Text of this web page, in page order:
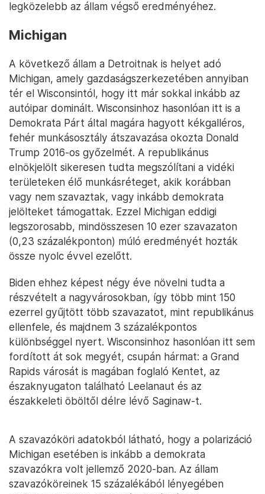
legközelebb az állam végső eredményéhez.
Michigan
A következő állam a Detroitnak is helyet adó
Michigan, amely gazdaságszerkezetében annyiban
tér el Wisconsintól, hogy itt már sokkal inkább az
autóipar dominált. Wisconsinhoz hasonlóan itt is a
Demokrata Párt által magára hagyott kékgalléros,
fehér munkásosztály átszavazása okozta Donald
Trump 2016-os győzelmét. A republikánus
elnökjelölt sikeresen tudta megszólítani a vidéki
területeken élő munkásréteget, akik korábban
vagy nem szavaztak, vagy inkább demokrata
jelölteket támogattak. Ezzel Michigan eddigi
legszorosabb, mindösszesen 10 ezer szavazaton
(0,23 százalékponton) múló eredményét hozták
össze nyolc évvel ezelőtt.
Biden ehhez képest négy éve növelni tudta a
részvételt a nagyvárosokban, így több mint 150
ezerrel gyűjtött több szavazatot, mint republikánus
ellenfele, és majdnem 3 százalékpontos
különbséggel nyert. Wisconsinhoz hasonlóan itt sem
fordított át sok megyét, csupán hármat: a Grand
Rapids városát is magában foglaló Kentet, az
északnyugaton található Leelanaut és az
északkeleti öböltől délre lévő Saginaw-t.
A szavazóköri adatokból látható, hogy a polarizáció
Michigan esetében is inkább a demokrata
szavazókra volt jellemző 2020-ban. Az állam
szavazóköreinek 15 százalékából lényegében